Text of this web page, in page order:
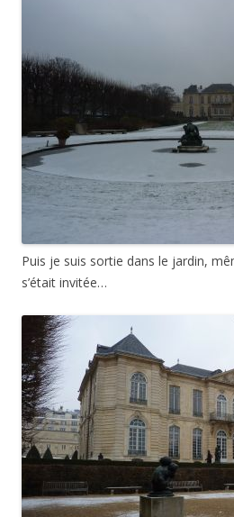
Puis je suis sortie dans le jardin,
s’était invitée…